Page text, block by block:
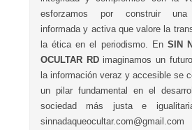
esforzamos por construir una
informada y activa que valore la
la ética en el periodismo. En SIN
OCULTAR RDimaginamos un
la información veraz y accesible se
un pilar fundamental en el
sociedad más justa e
sinnadaqueocultar.com@gmail.com